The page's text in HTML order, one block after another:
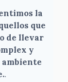
la
que
de llevar
y
ambiente
.